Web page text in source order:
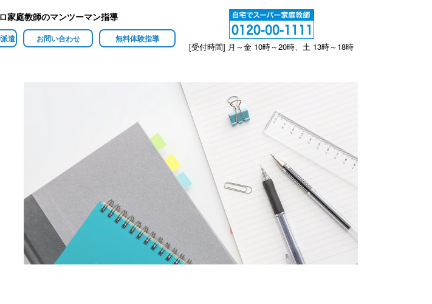
家庭教師のマンツーマン指導
遣 お問い合わせ 無料体験指導
[受付時間] 月～金 10時～20時、土 13時～18時